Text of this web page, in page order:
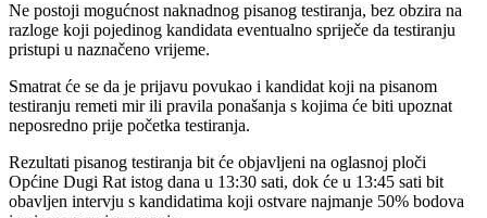
Ne postoji mogućnost naknadnog pisanog testiranja, bez obzira na
razloge koji pojedinog kandidata eventualno spriječe da testiranju
pristupi u naznačeno vrijeme.
Smatrat će se da je prijavu povukao i kandidat koji na pisanom
testiranju remeti mir ili pravila ponašanja s kojima će biti upoznat
neposredno prije početka testiranja.
Rezultati pisanog testiranja bit će objavljeni na oglasnoj ploči
Općine Dugi Rat istog dana u 13:30 sati, dok će u 13:45 sati bit
obavljen intervju s kandidatima koji ostvare najmanje 50% bodova